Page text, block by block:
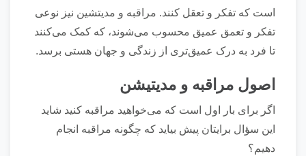
است که تفکر و تعقل کنند. مراقبه و مدیتشین نیز نوعی
تفکر و تعمق عمیق محسوب می‌شوند، که کمک می‌کنند
تا فرد به درک عمیق‌تری از زندگی و جهان هستی برسد.
اصول مراقبه و مدیتیشن
اگر برای بار اول است که می‌خواهید مراقبه کنید شاید
این سؤال برایتان پیش بیاید که چگونه مراقبه انجام
دهیم؟